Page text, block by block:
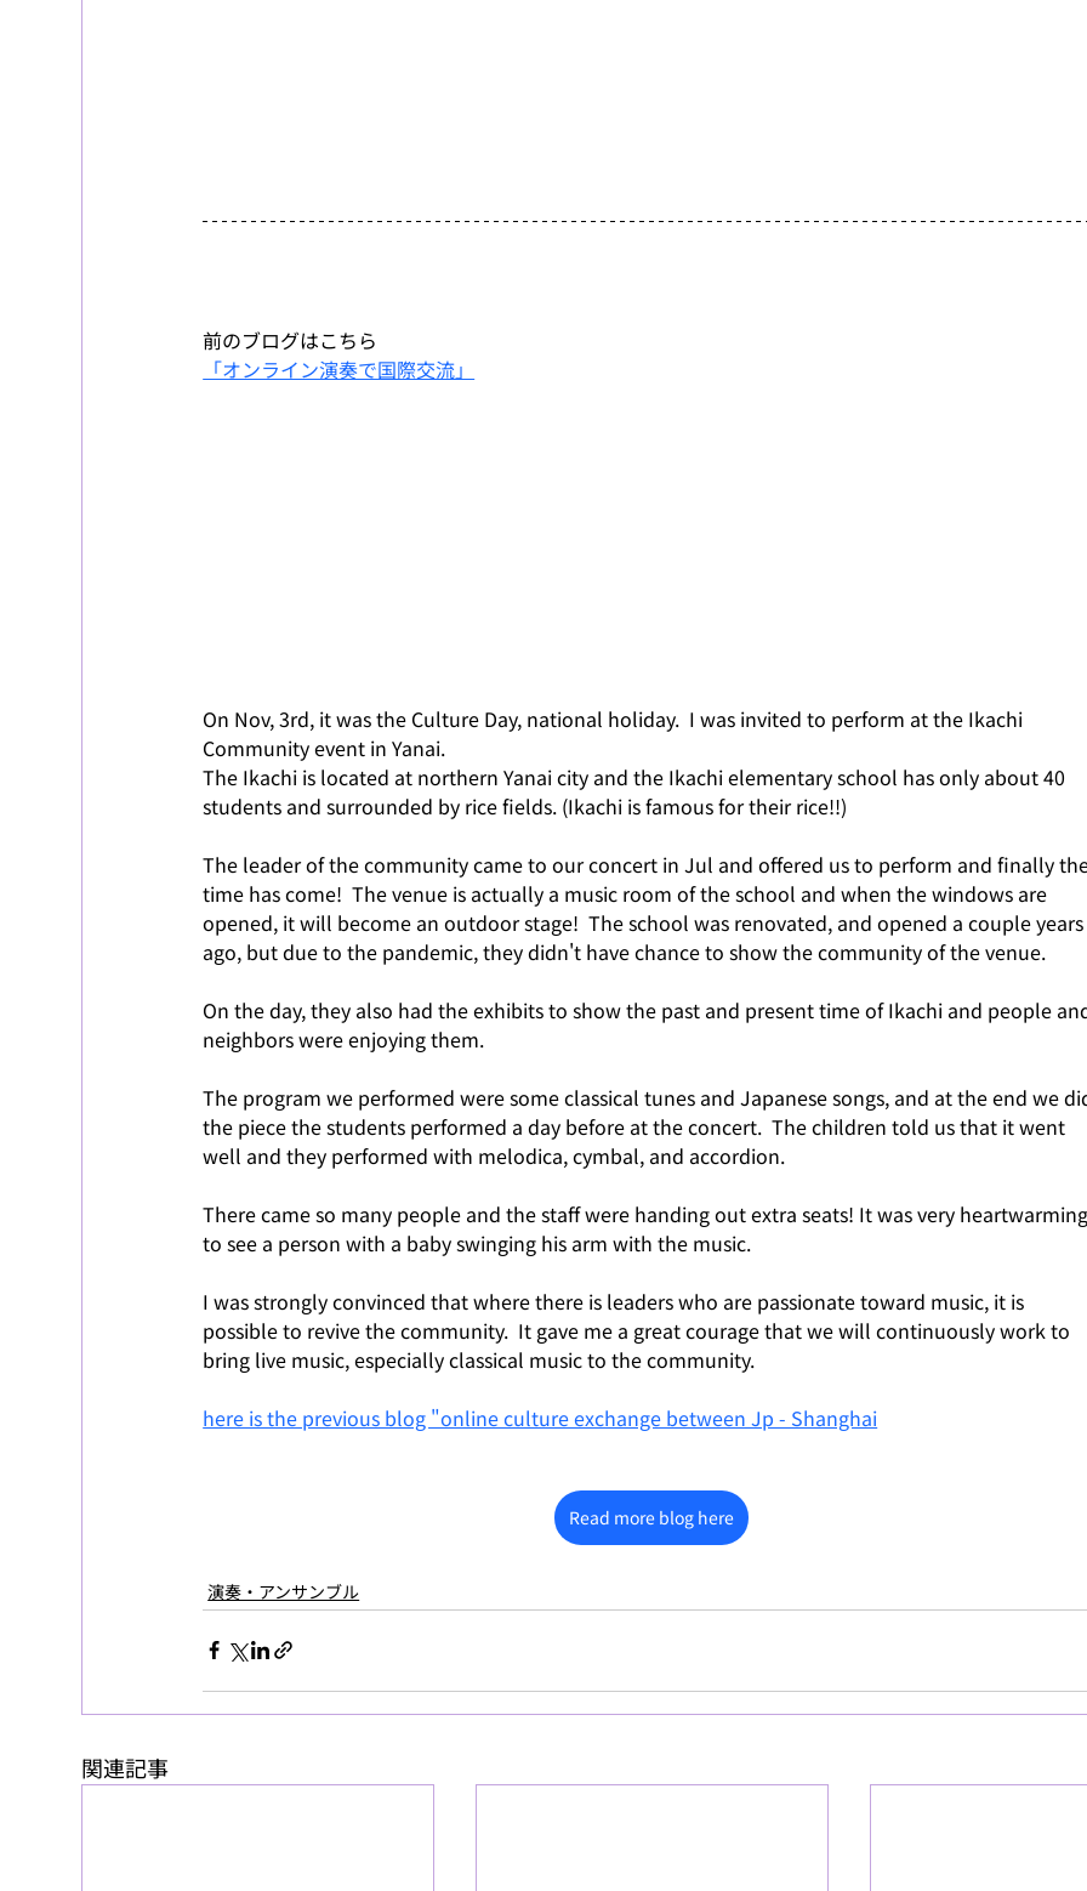
前のブログはこちら
「オンライン演奏で国際交流」
On Nov, 3rd, it was the Culture Day, national holiday.  I was invited to perform at the Ikachi
Community event in Yanai.
The Ikachi is located at northern Yanai city and the Ikachi elementary school has only about 40
students and surrounded by rice fields. (Ikachi is famous for their rice!!)
The leader of the community came to our concert in Jul and offered us to perform and finally
time has come!  The venue is actually a music room of the school and when the windows are
opened, it will become an outdoor stage!  The school was renovated, and opened a couple years
ago, but due to the pandemic, they didn't have chance to show the community of the venue.
On the day, they also had the exhibits to show the past and present time of Ikachi and people
neighbors were enjoying them.
The program we performed were some classical tunes and Japanese songs, and at the end we
the piece the students performed a day before at the concert.  The children told us that it went
well and they performed with melodica, cymbal, and accordion.
There came so many people and the staff were handing out extra seats! It was very heartwarming
to see a person with a baby swinging his arm with the music.
I was strongly convinced that where there is leaders who are passionate toward music, it is
possible to revive the community.  It gave me a great courage that we will continuously work to
bring live music, especially classical music to the community.
here is the previous blog "online culture exchange between Jp - Shanghai
Read more blog here
演奏・アンサンブル
関連記事